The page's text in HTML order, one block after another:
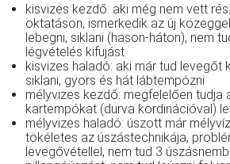
kisvizes kezdő: aki még nem vett
oktatáson, ismerkedik az új
lebegni, siklani (hason-háton), nem
légvételés kifujást
kisvizes haladó: aki már tud levegőt
siklani, gyors és hát lábtempózni
mélyvizes kezdő: megfelelően tudja
kartempókat (durva kordinációval)
mélyvizes haladó: úszott már
tökéletes az úszástechnikája,
levegővétellel, nem tud 3